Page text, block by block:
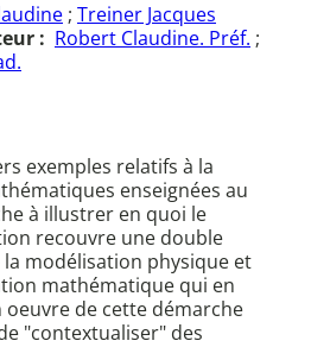
; Treiner Jacques
: Robert Claudine. Préf. ;
exemples relatifs à la
enseignées au
à illustrer en quoi le
recouvre une double
la modélisation physique et
mathématique qui en
oeuvre de cette démarche
"contextualiser" des